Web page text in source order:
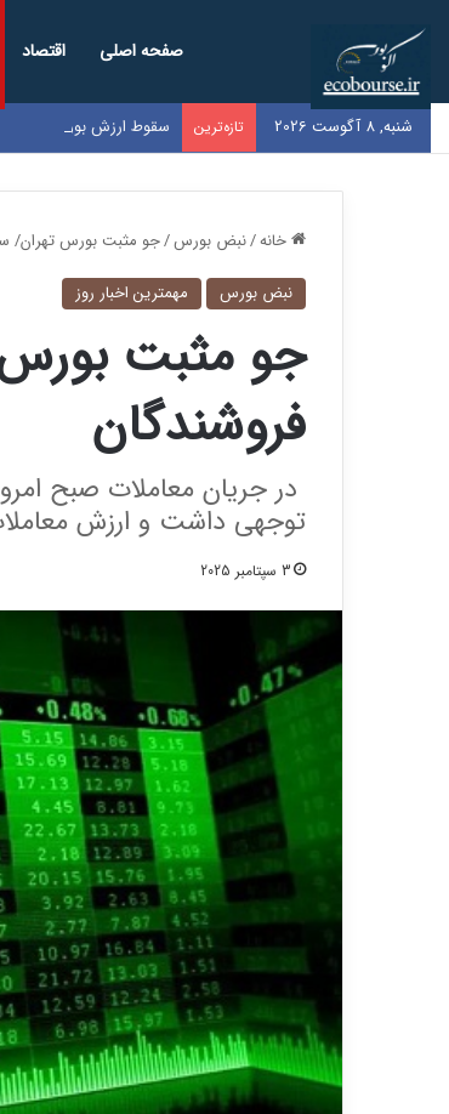
صفحه اصلی اقتصاد
شنبه, 8 آگوست 2026 تازه‌ترین سقوط ارزش بورس ایران به زیر ۱۰۰ میلیارد دلار / کل بازار به اندازه سود
خانه/نبض بورس/جو مثبت بورس تهران/
نبض بورس مهمترین اخبار روز
جو مثبت بورس
فروشندگان
توجهی داشت و ارزش معاملات 3 هزار و 630 میلیارد تومان
3 سپتامبر 2025